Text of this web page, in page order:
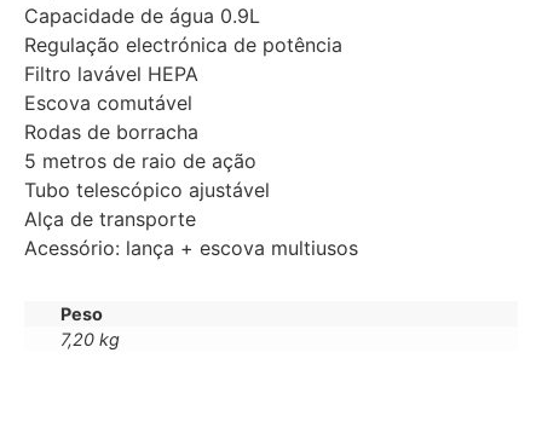
Capacidade de água 0.9L
Regulação electrónica de potência
Filtro lavável HEPA
Escova comutável
Rodas de borracha
5 metros de raio de ação
Tubo telescópico ajustável
Alça de transporte
Acessório: lança + escova multiusos
Peso
7,20 kg